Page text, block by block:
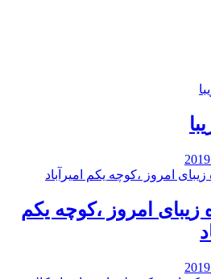
زیبای امروز ،کوچه یکم